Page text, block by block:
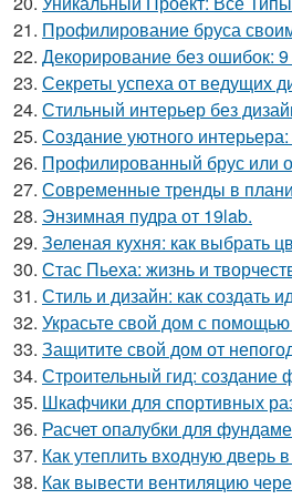
21. Профилирование бруса
22. Декорирование без ошибок:
23. Секреты успеха от ведущих
24. Стильный интерьер без
25. Создание уютного
26. Профилированный брус или
27. Современные тренды в
28. Энзимная пудра от 19lab.
29. Зеленая кухня: как выбрать
30. Стас Пьеха: жизнь и
31. Стиль и дизайн: как создать
32. Украсьте свой дом с
33. Защитите свой дом от
34. Строительный гид: создание
35. Шкафчики для спортивных
36. Расчет опалубки для
37. Как утеплить входную дверь
38. Как вывести вентиляцию